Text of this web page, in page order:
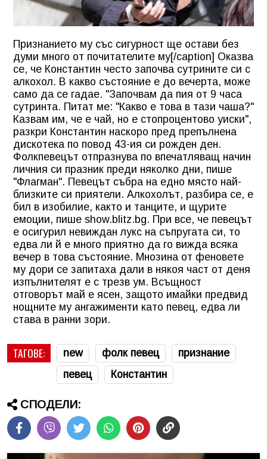
Признанието му със сигурност ще остави без
думи много от почитателите му[/caption] Оказва
се, че Константин често започва сутрините си с
алкохол. В какво състояние е до вечерта, може
само да се гадае. "Започвам да пия от 9 часа
сутринта. Питат ме: "Какво е това в тази чаша?"
Казвам им, че е чай, но е стопроцентово уиски",
разкри Константин наскоро пред препълнена
дискотека по повод 43-ия си рожден ден.
Фолкпевецът отпразнува по впечатляващ начин
личния си празник преди няколко дни, пише
"Флагман". Певецът събра на едно място най-
близките си приятели. Алкохолът, разбира се, е
бил в изобилие, както и танците, и щурите
емоции, пише show.blitz.bg. При все, че певецът
е осигурил невиждан лукс на съпругата си, то
едва ли й е много приятно да го вижда всяка
вечер в това състояние. Мнозина от феновете
му дори се запитаха дали в някоя част от деня
изпълнителят е с трезв ум. Всъщност
отговорът май е ясен, защото имайки предвид
нощните му ангажименти като певец, едва ли
става в ранни зори.
ТАГОВЕ: new фолк певец
признание
певец
Константин
СПОДЕЛИ: